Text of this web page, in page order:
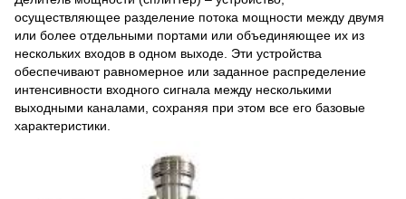
осуществляющее разделение потока мощности между двумя
или более отдельными портами или объединяющее их из
нескольких входов в одном выходе. Эти устройства
обеспечивают равномерное или заданное распределение
интенсивности входного сигнала между несколькими
выходными каналами, сохраняя при этом все его базовые
характеристики.